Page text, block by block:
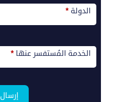
الدولة*
الخدمة المُستفسر عنها *
إرسال